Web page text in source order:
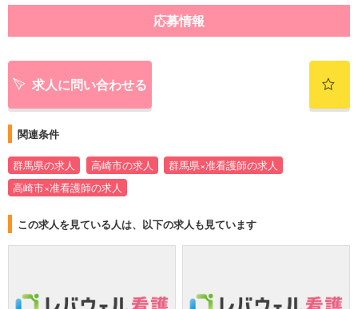
応募情報
求人に問い合わせる
関連条件
群馬県の求人 高崎市の求人
群馬県×准看護師の求人
高崎市×准看護師の求人
この求人を見ている人は、以下の求人も見ています